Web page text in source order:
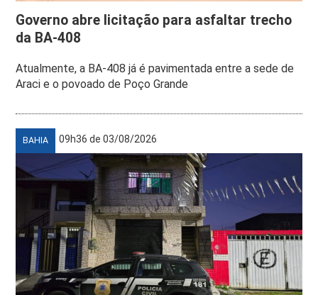
Governo abre licitação para asfaltar trecho
da BA-408
Atualmente, a BA-408 já é pavimentada entre a sede de
Araci e o povoado de Poço Grande
BAHIA 09h36 de 03/08/2026